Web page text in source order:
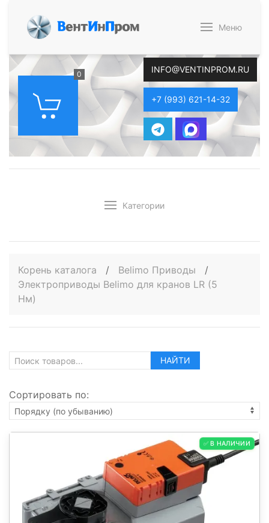
ВентИнПром Меню
0 INFO@VENTINPROM.RU
+7 (993) 621-14-32
Категории
Корень каталога / Belimo Приводы
/
Электроприводы Belimo для кранов LR (5
Нм)
НАЙТИ
Сортировать по:
✅ В НАЛИЧИИ